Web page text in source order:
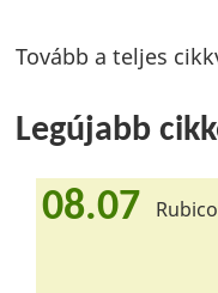
Tovább a teljes
Legújabb
08.07